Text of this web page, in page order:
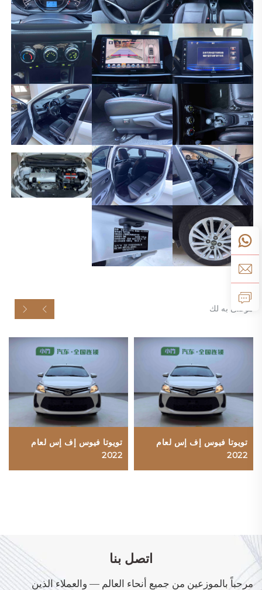
موصى به لك
تويوتا فيوس إف إس لعام
2022
تويوتا فيوس إف إس لعام
2022
اتصل بنا
مرحباً بالموزعين من جميع أنحاء العالم — والعملاء الذين